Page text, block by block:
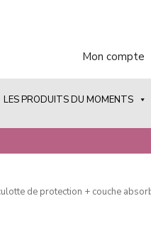
Mon compte
LES PRODUITS DU MOMENTS
de protection + couche